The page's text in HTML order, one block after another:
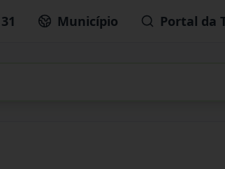
Município Portal da